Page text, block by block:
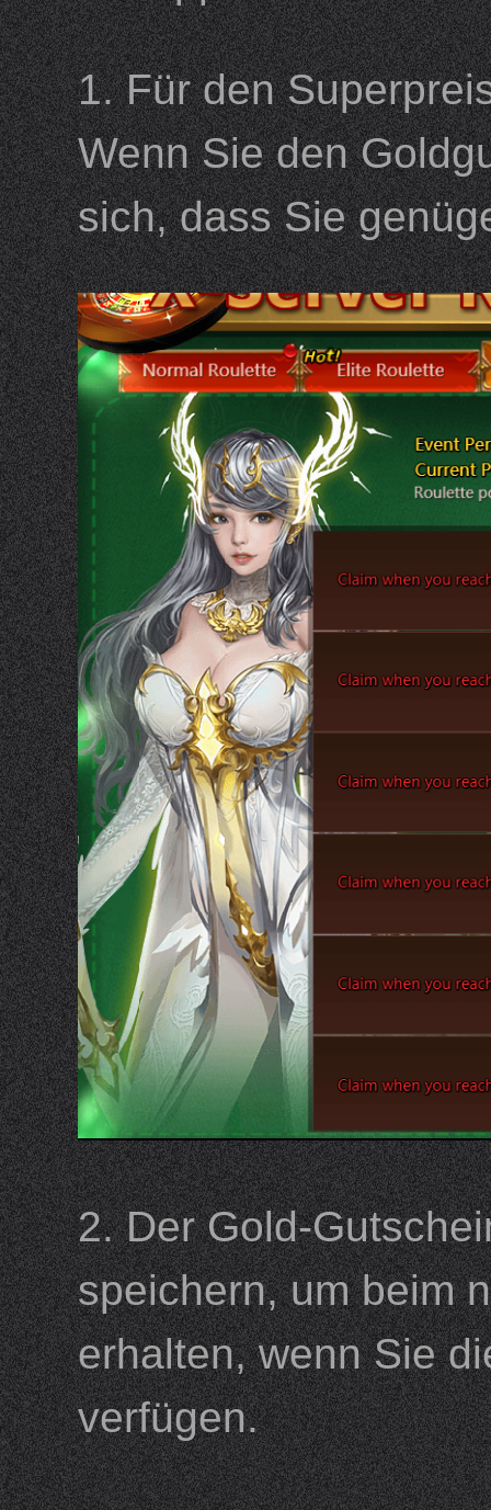
1. Für den
Wenn Sie den
sich, dass Sie
2. Der Gold-
speichern, um beim
erhalten, wenn Sie
verfügen.